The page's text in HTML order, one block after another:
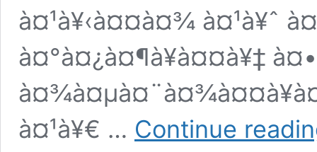
à¤¹à¥‹à¤¤à¤¾ à¤¹à¥ˆ
à¤°à¤¿à¤¶à¥à¤¤à¥‡
à¤¹à¥€ … Continue